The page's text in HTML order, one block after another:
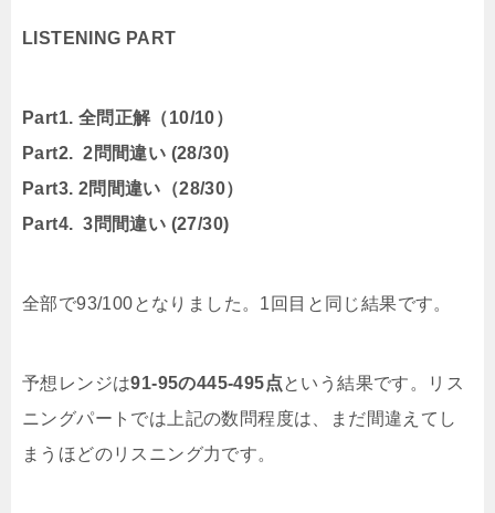
LISTENING PART
Part1. 全問正解（10/10）
Part2. 2問間違い (28/30)
Part3. 2問間違い（28/30）
Part4. 3問間違い (27/30)
全部で93/100となりました。1回目と同じ結果です。
予想レンジは91-95の445-495点という結果です。リス
ニングパートでは上記の数問程度は、まだ間違えてし
まうほどのリスニング力です。